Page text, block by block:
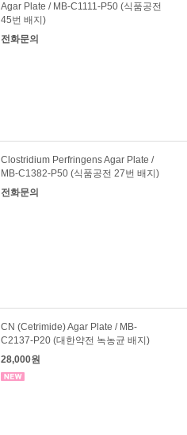
Agar Plate / MB-C1111-P50 (식품공전
45번 배지)
전화문의
Clostridium Perfringens Agar Plate /
MB-C1382-P50 (식품공전 27번 배지)
전화문의
CN (Cetrimide) Agar Plate / MB-
C2137-P20 (대한약전 녹농균 배지)
28,000원